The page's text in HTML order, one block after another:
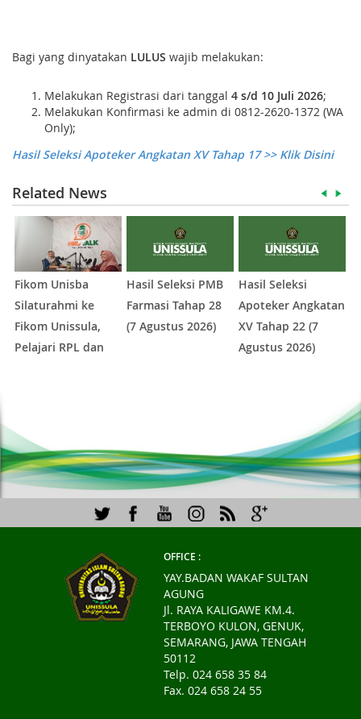
Bagi yang dinyatakan LULUS wajib melakukan:
Melakukan Registrasi dari tanggal 4 s/d 10 Juli 2026;
Melakukan Konfirmasi ke admin di 0812-2620-1372 (WA
Only);
Hasil Seleksi Apoteker Angkatan XV Tahap 17 >> Klik Disini
Related News
Fikom Unisba
Silaturahmi ke
Fikom Unissula,
Pelajari RPL dan
Hasil Seleksi PMB
Farmasi Tahap 28
(7 Agustus 2026)
Hasil Seleksi
Apoteker Angkatan
XV Tahap 22 (7
Agustus 2026)
OFFICE :
YAY.BADAN WAKAF SULTAN
AGUNG
Jl. RAYA KALIGAWE KM.4.
TERBOYO KULON, GENUK,
SEMARANG, JAWA TENGAH
50112
Telp. 024 658 35 84
Fax. 024 658 24 55